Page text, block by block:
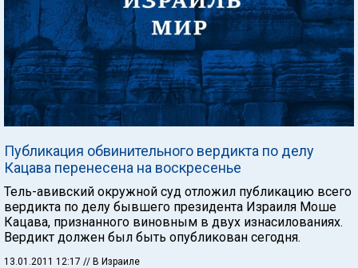
Публикация обвинительного вердикта по делу
Кацава перенесена на воскресенье
Тель-авивский окружной суд отложил публикацию всего
вердикта по делу бывшего президента Израиля Моше
Кацава, признанного виновным в двух изнасилованиях.
Вердикт должен был быть опубликован сегодня.
13.01.2011 12:17 // В Израиле